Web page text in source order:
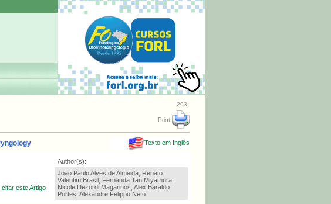
293
Print:
Texto em Inglês
citar este Artigo
Author(s):
Joao Paulo Alves de Almeida, Renato
Valentim Brasil, Fernanda Tan Miyamura,
Nicole Dezordi Magarinos, Alex Baraldo
Portes, Alexandre Felippu Neto